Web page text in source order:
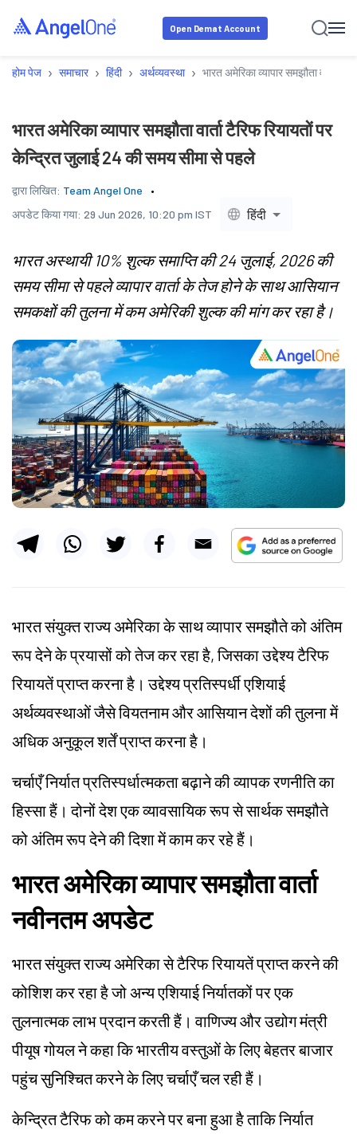
Open Demat Account
होम पेज › समाचार › हिंदी › अर्थव्यवस्था › भारत अमेरिका व्यापार समझौता वार्ता
भारत अमेरिका व्यापार समझौता वार्ता टैरिफ रियायतों पर
केन्द्रित जुलाई 24 की समय सीमा से पहले
द्वारा लिखित: Team Angel One
अपडेट किया गया: 29 Jun 2026, 10:20 pm IST हिंदी
भारत अस्थायी 10% शुल्क समाप्ति की 24 जुलाई, 2026 की
समय सीमा से पहले व्यापार वार्ता के तेज होने के साथ आसियान
समकक्षों की तुलना में कम अमेरिकी शुल्क की मांग कर रहा है।
भारत संयुक्त राज्य अमेरिका के साथ व्यापार समझौते को अंतिम
रूप देने के प्रयासों को तेज कर रहा है, जिसका उद्देश्य टैरिफ
रियायतें प्राप्त करना है। उद्देश्य प्रतिस्पर्धी एशियाई
अर्थव्यवस्थाओं जैसे वियतनाम और आसियान देशों की तुलना में
अधिक अनुकूल शर्तें प्राप्त करना है।
चर्चाएँ निर्यात प्रतिस्पर्धात्मकता बढ़ाने की व्यापक रणनीति का
हिस्सा हैं। दोनों देश एक व्यावसायिक रूप से सार्थक समझौते
को अंतिम रूप देने की दिशा में काम कर रहे हैं।
भारत अमेरिका व्यापार समझौता वार्ता
नवीनतम अपडेट
भारत संयुक्त राज्य अमेरिका से टैरिफ रियायतें प्राप्त करने की
कोशिश कर रहा है जो अन्य एशियाई निर्यातकों पर एक
तुलनात्मक लाभ प्रदान करती हैं। वाणिज्य और उद्योग मंत्री
पीयूष गोयल ने कहा कि भारतीय वस्तुओं के लिए बेहतर बाजार
पहुंच सुनिश्चित करने के लिए चर्चाएँ चल रही हैं।
केन्द्रित टैरिफ को कम करने पर बना हुआ है ताकि निर्यात